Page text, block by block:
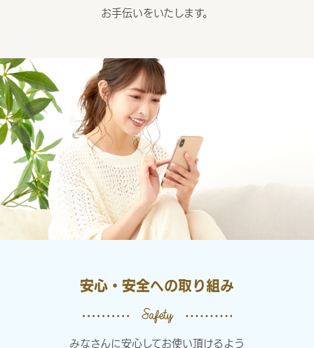
お手伝いをいたします。
安心・安全への取り組み
みなさんに安心してお使い頂けるよう